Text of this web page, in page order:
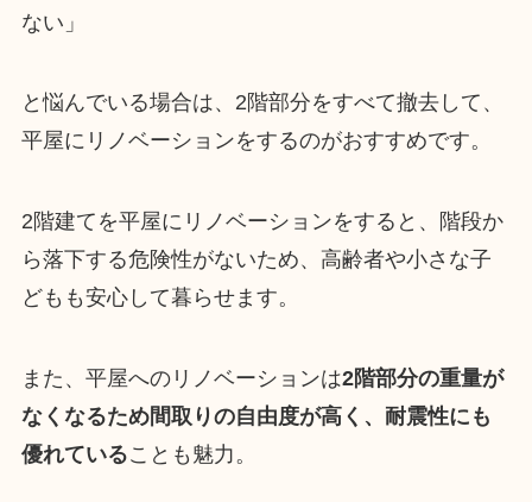
ない」
と悩んでいる場合は、2階部分をすべて撤去して、
平屋にリノベーションをするのがおすすめです。
2階建てを平屋にリノベーションをすると、階段か
ら落下する危険性がないため、高齢者や小さな子
どもも安心して暮らせます。
また、平屋へのリノベーションは2階部分の重量が
なくなるため間取りの自由度が高く、耐震性にも
優れていることも魅力。